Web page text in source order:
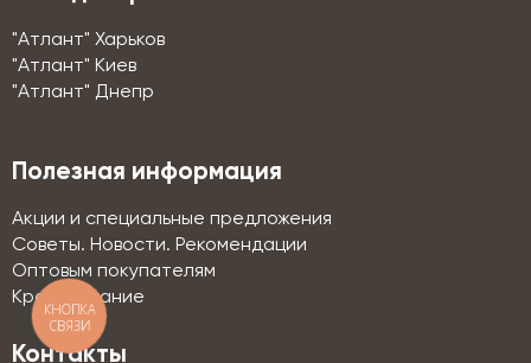
"Атлант" Харьков
"Атлант" Киев
"Атлант" Днепр
Полезная информация
Акции и специальные предложения
Советы. Новости. Рекомендации
Оптовым покупателям
Кредитование
Контакты
КНОПКА
СВЯЗИ